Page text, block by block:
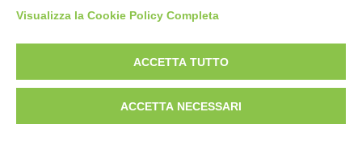
Strada Statale 231 Alba-Bra
Tel:0172-478161
Visualizza la Cookie Policy Completa
ACCETTA TUTTO
ACCETTA NECESSARI